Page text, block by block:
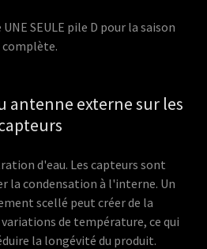
SEULE pile D pour la saison
complète.
antenne externe sur les
d'eau. Les capteurs sont
la condensation à l'interne. Un
scellé peut créer de la
de température, ce qui
la longévité du produit.